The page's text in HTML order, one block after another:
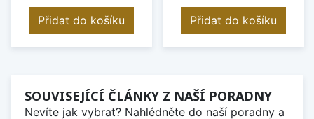
Přidat do košíku Přidat do košíku
SOUVISEJÍCÍ ČLÁNKY Z NAŠÍ PORADNY
Nevíte jak vybrat? Nahlédněte do naší poradny a